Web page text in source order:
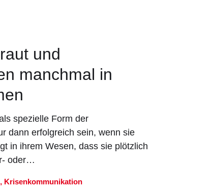
und
manchmal in
spezielle Form der
dann erfolgreich sein, wenn sie
in ihrem Wesen, dass sie plötzlich
oder…
, Krisenkommunikation